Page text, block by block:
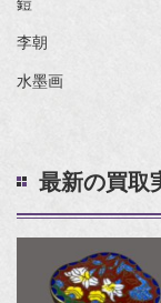
鎧
李朝
水墨画
最新の買取